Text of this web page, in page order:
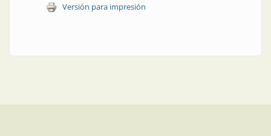
Versión para impresión